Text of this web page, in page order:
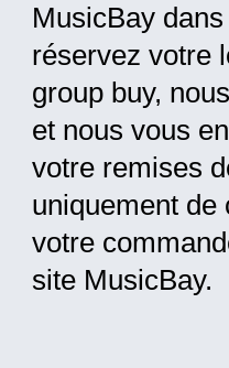
MusicBay
réservez votre
group buy,
et nous vous
votre remises
uniquement
votre
site MusicBay.